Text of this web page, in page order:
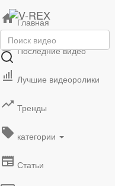
Главная
Последние видео
Лучшие видеоролики
Тренды
категории
Статьи